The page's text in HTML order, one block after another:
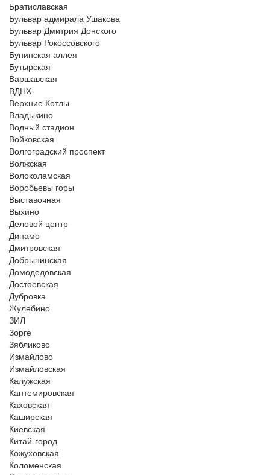
Братиславская
Бульвар адмирала Ушакова
Бульвар Дмитрия Донского
Бульвар Рокоссовского
Бунинская аллея
Бутырская
Варшавская
ВДНХ
Верхние Котлы
Владыкино
Водный стадион
Войковская
Волгоградский проспект
Волжская
Волоколамская
Воробьевы горы
Выставочная
Выхино
Деловой центр
Динамо
Дмитровская
Добрынинская
Домодедовская
Достоевская
Дубровка
Жулебино
ЗИЛ
Зорге
Зябликово
Измайлово
Измайловская
Калужская
Кантемировская
Каховская
Каширская
Киевская
Китай-город
Кожуховская
Коломенская